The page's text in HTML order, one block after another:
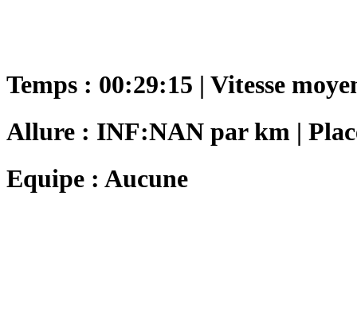
Temps : 00:29:15 | Vitesse
Allure : INF:NAN par km |
Equipe : Aucune